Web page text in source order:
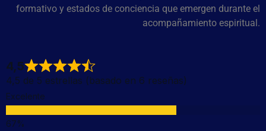
formativo y estados de conciencia que emergen durante el
acompañamiento espiritual.
4,5
4,5 de 5 estrellas (basado en 6 reseñas)
Excelente